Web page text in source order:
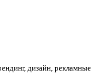
дизайн, рекламные